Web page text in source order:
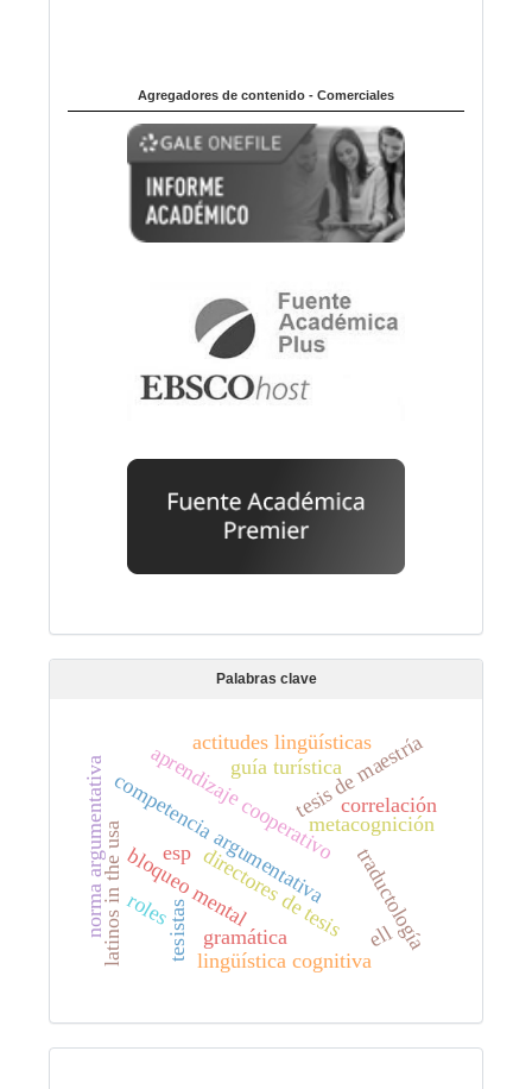
Agregadores de contenido - Comerciales
Palabras clave
competencia argumentativa
norma argumentativa aprendizaje cooperativometacognición
bloqueo mental
tesis de maestría
directores de tesis
tesistas lingüística cognitiva
actitudes lingüísticas
traductología
guía turística
gramática
correlación
latinos in the usa esp
ell
roles